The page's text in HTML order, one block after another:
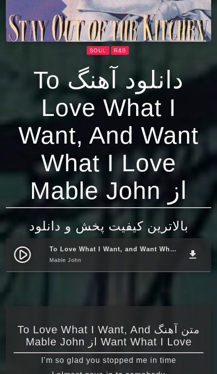
R&B
SOUL
دانلود آهنگ To
Love What I
Want, And Want
What I Love
از Mable John
بالاترین کیفیت پخش و دانلود
play_circle_filled To Love What I Want, and Want What I Love
Mable John file_download
متن آهنگ To Love What I Want, And
Want What I Love از Mable John
I’m so glad you stopped me in time